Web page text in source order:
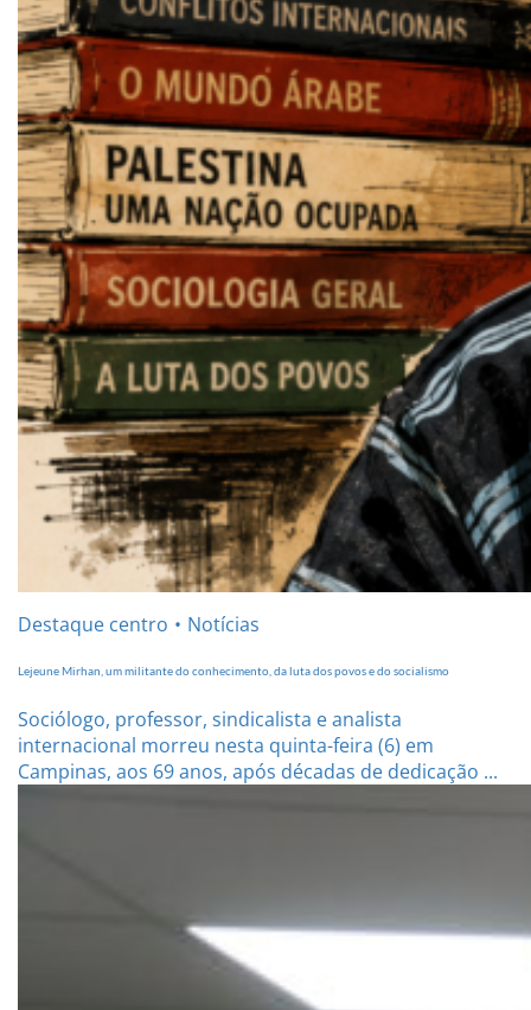
Destaque centro Notícias
Lejeune Mirhan, um militante do conhecimento, da luta dos povos e do socialismo
Sociólogo, professor, sindicalista e analista
internacional morreu nesta quinta-feira (6) em
Campinas, aos 69 anos, após décadas de dedicação ...